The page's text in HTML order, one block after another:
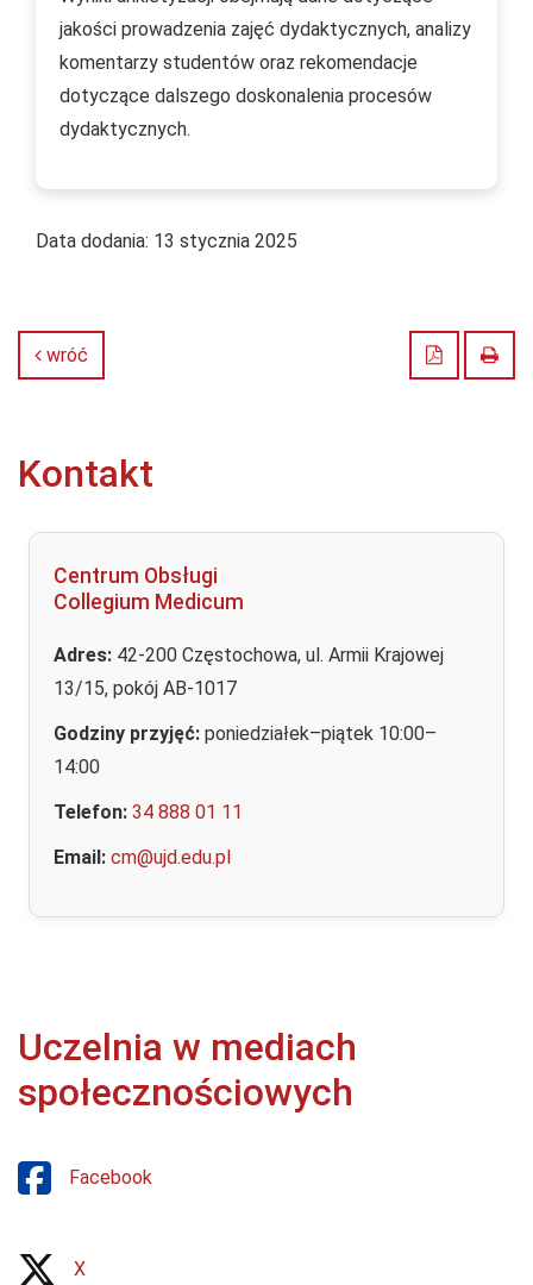
jakości prowadzenia zajęć dydaktycznych, analizy
komentarzy studentów oraz rekomendacje
dotyczące dalszego doskonalenia procesów
dydaktycznych.
Data dodania: 13 stycznia 2025
wróć Zapisz do
Kontakt
Centrum Obsługi
Collegium Medicum
Adres: 42-200 Częstochowa, ul. Armii Krajowej
13/15, pokój AB-1017
Godziny przyjęć: poniedziałek–piątek 10:00–
14:00
Telefon: 34 888 01 11
Email: cm@ujd.edu.pl
Uczelnia w mediach
społecznościowych
Facebook
X